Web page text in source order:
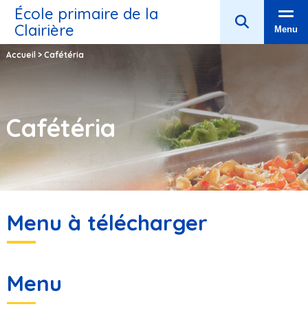
École primaire de la
Clairière
Menu
Accueil> Cafétéria
Cafétéria
Menu à télécharger
Menu